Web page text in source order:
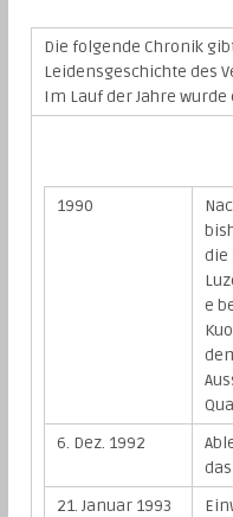
Die folgende Chronik
Leidensgeschichte des
Im Lauf der Jahre
1990
die
e
6. Dez. 1992
21. Januar 1993